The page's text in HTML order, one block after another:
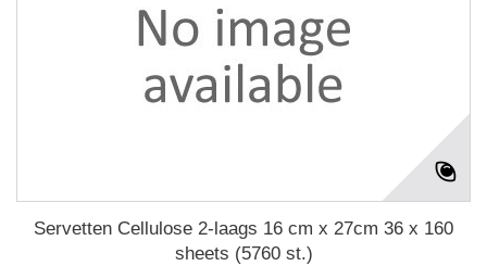
Servetten Cellulose 2-laags 16 cm x 27cm 36 x 160
sheets (5760 st.)